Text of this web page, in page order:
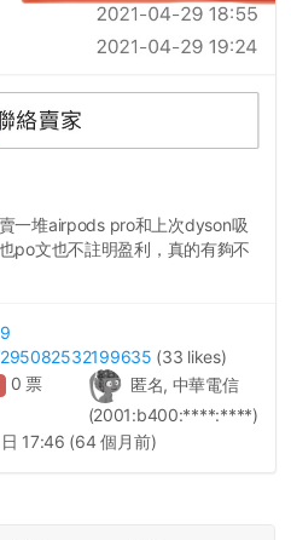
一堆airpods pro和上次dyson吸
po文也不註明盈利，真的有夠不
(33 likes)
匿名, 中華電信
(2001:b400:****:****)
0 票
17:46 (64 個月前)